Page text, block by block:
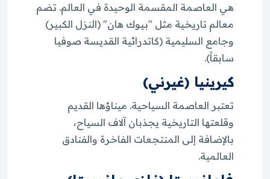
هي العاصمة المقسمة الوحيدة في العالم. تضم
معالم تاريخية مثل "بيوك هان" (النزل الكبير)
وجامع السليمية (كاتدرائية القديسة صوفيا
سابقاً).
كيرينيا (غيرني)
تعتبر العاصمة السياحية. ميناؤها القديم
وقلعتها التاريخية يجذبان آلاف السياح،
بالإضافة إلى المنتجعات الفاخرة والفنادق
العالمية.